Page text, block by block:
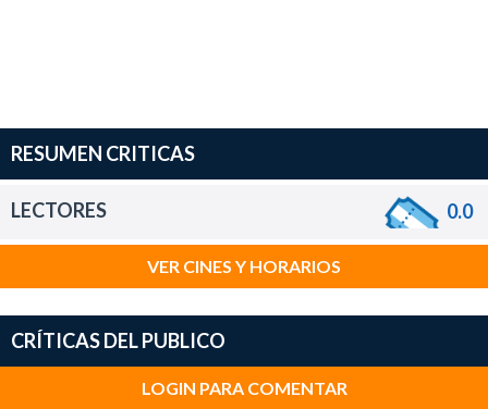
RESUMEN CRITICAS
LECTORES 0.0
VER CINES Y HORARIOS
CRÍTICAS DEL PUBLICO
LOGIN PARA COMENTAR